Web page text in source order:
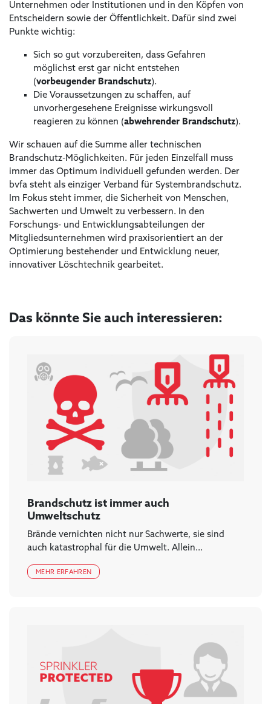
Unternehmen oder Institutionen und in den Köpfen von
Entscheidern sowie der Öffentlichkeit. Dafür sind zwei
Punkte wichtig:
Sich so gut vorzubereiten, dass Gefahren
möglichst erst gar nicht entstehen
(vorbeugender Brandschutz).
Die Voraussetzungen zu schaffen, auf
unvorhergesehene Ereignisse wirkungsvoll
reagieren zu können (abwehrender Brandschutz).
Wir schauen auf die Summe aller technischen
Brandschutz-Möglichkeiten. Für jeden Einzelfall muss
immer das Optimum individuell gefunden werden. Der
bvfa steht als einziger Verband für Systembrandschutz.
Im Fokus steht immer, die Sicherheit von Menschen,
Sachwerten und Umwelt zu verbessern. In den
Forschungs- und Entwicklungsabteilungen der
Mitgliedsunternehmen wird praxisorientiert an der
Optimierung bestehender und Entwicklung neuer,
innovativer Löschtechnik gearbeitet.
Das könnte Sie auch interessieren:
Brandschutz ist immer auch
Umweltschutz
Brände vernichten nicht nur Sachwerte, sie sind
auch katastrophal für die Umwelt. Allein...
MEHR ERFAHREN